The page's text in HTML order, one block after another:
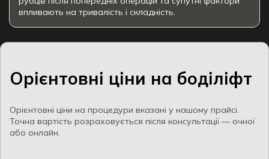
впливають на тривалість і складність.
Орієнтовні ціни на боділіфт
Орієнтовні ціни на процедури вказані у нашому прайсі.
Точна вартість розраховується після консультації — очної
або онлайн.